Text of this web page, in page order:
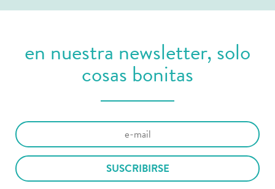
en nuestra newsletter, solo
cosas bonitas